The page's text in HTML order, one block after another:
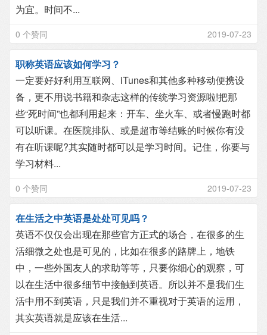
为宜。时间不...
0 个赞同 2019-07-23
职称英语应该如何学习？
一定要好好利用互联网、iTunes和其他多种移动便携设
备，更不用说书籍和杂志这样的传统学习资源啦!把那
些“死时间”也都利用起来：开车、坐火车、或者慢跑时都
可以听课。在医院排队、或是超市等结账的时候你有没
有在听课呢?其实随时都可以是学习时间。记住，你要与
学习材料...
0 个赞同 2019-07-23
在生活之中英语是处处可见吗？
英语不仅仅会出现在那些官方正式的场合，在很多的生
活细微之处也是可见的，比如在很多的路牌上，地铁
中，一些外国友人的求助等等，只要你细心的观察，可
以在生活中很多细节中接触到英语。所以并不是我们生
活中用不到英语，只是我们并不重视对于英语的运用，
其实英语就是应该在生活...